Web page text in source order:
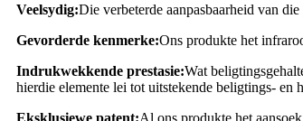
Veelsydig:Die verbeterde aanpasbaarheid van
Gevorderde kenmerke:Ons produkte het
Indrukwekkende prestasie:Wat
hierdie elemente lei tot uitstekende beligtings- en
Eksklusiewe patent:Al ons produkte het